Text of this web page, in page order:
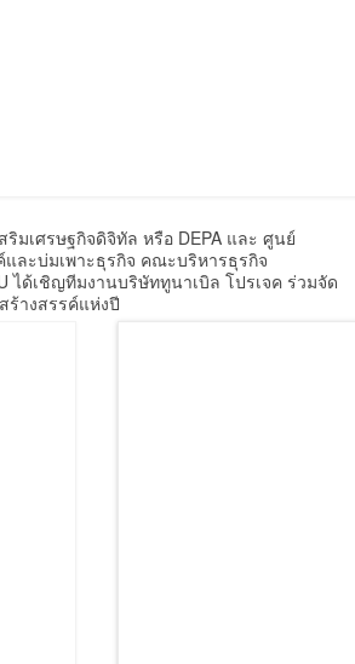
มเศรษฐกิจดิจิทัล หรือ DEPA และ ศูนย์
ละบ่มเพาะธุรกิจ คณะบริหารธุรกิจ
ได้เชิญทีมงานบริษัททูนาเบิล โปรเจค ร่วมจัด
างสรรค์แห่งปี